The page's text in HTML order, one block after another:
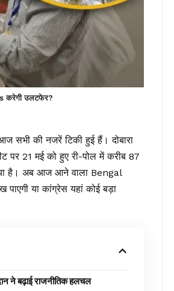
करेगी उलटफेर?
सभी की नजरें टिकी हुई हैं। दोबारा
पर 21 मई को हुए री-पोल में करीब 87
है। अब आज आने वाला Bengal
या कांग्रेस यहां कोई बड़ा
ने बढ़ाई राजनीतिक हलचल